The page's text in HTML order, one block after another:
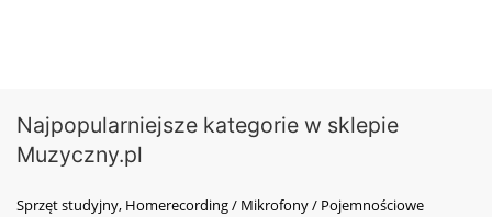
Najpopularniejsze kategorie w sklepie
Muzyczny.pl
Sprzęt studyjny, Homerecording / Mikrofony / Pojemnościowe